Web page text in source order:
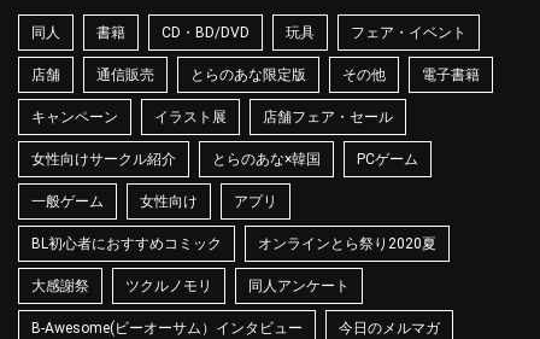
同人 書籍 CD・BD/DVD 玩具 フェア・イベント
店舗 通信販売 とらのあな限定版 その他 電子書籍
キャンペーン イラスト展 店舗フェア・セール
女性向けサークル紹介 とらのあな×韓国 PCゲーム
一般ゲーム 女性向け アプリ
BL初心者におすすめコミック オンラインとら祭り2020夏
大感謝祭 ツクルノモリ 同人アンケート
B-Awesome(ビーオーサム）インタビュー 今日のメルマガ